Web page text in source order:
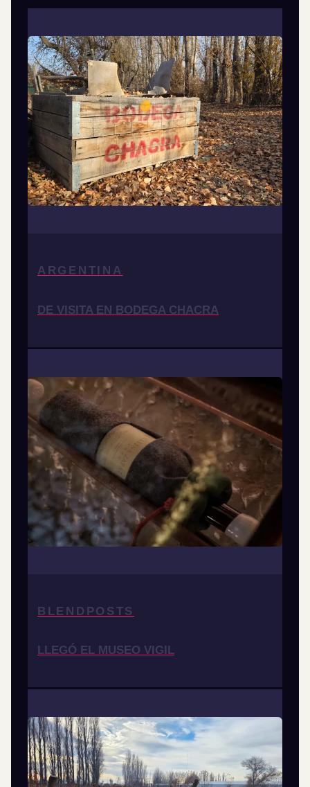
ARGENTINA
DE VISITA EN BODEGA CHACRA
BLENDPOSTS
LLEGÓ EL MUSEO VIGIL